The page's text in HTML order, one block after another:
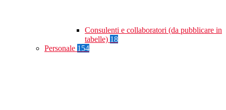
Consulenti e collaboratori (da pubblicare in
tabelle) 18
Personale 154